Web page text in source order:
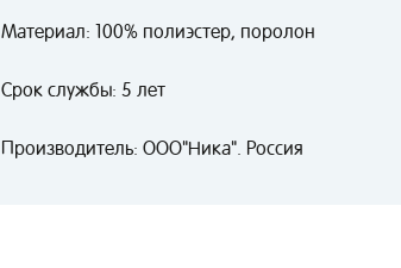
Материал: 100% полиэстер, поролон
Срок службы: 5 лет
Производитель: ООО"Ника". Россия